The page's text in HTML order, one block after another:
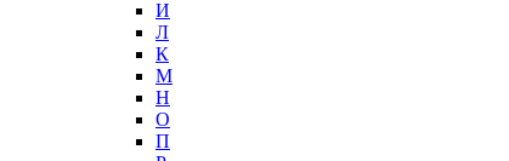
И
Л
К
М
Н
О
П